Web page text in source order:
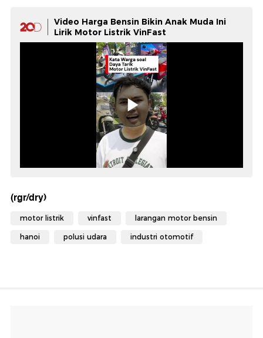
Video Harga Bensin Bikin Anak Muda Ini
Lirik Motor Listrik VinFast
(rgr/dry)
motor listrik vinfast larangan motor bensin
hanoi polusi udara industri otomotif